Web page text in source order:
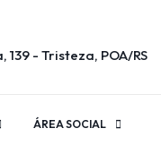
139 - Tristeza, POA/RS
ÁREA SOCIAL